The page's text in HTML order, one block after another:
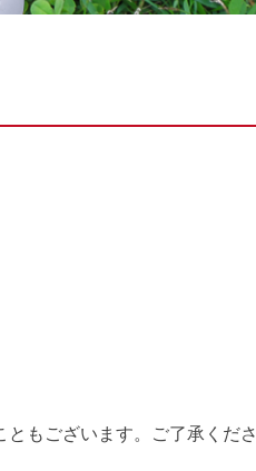
もございます。ご了承くださ